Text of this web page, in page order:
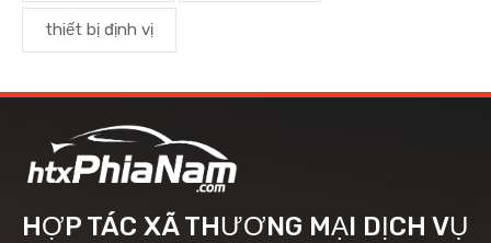
thiết bị định vị
HỢP TÁC XÃ THƯƠNG MẠI DỊCH VỤ